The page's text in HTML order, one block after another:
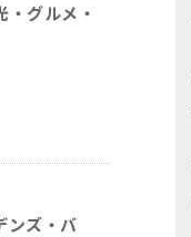
・グルメ・
ンズ・バ